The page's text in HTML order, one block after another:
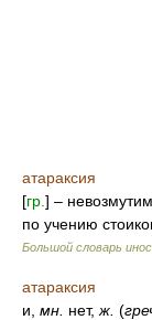
атараксия
[гр. ] –
по учению
Большой словарь
атараксия
и, мн. нет, ж. (